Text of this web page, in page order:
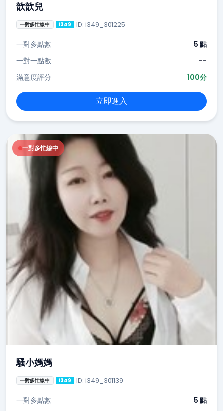
歆歆兒
一對多忙線中 i349 ID: i349_301225
一對多點數
5 點
一對一點數
--
滿意度評分
100分
立即進入
一對多忙線中
騷小媽媽
一對多忙線中 i349 ID: i349_301139
一對多點數 5 點